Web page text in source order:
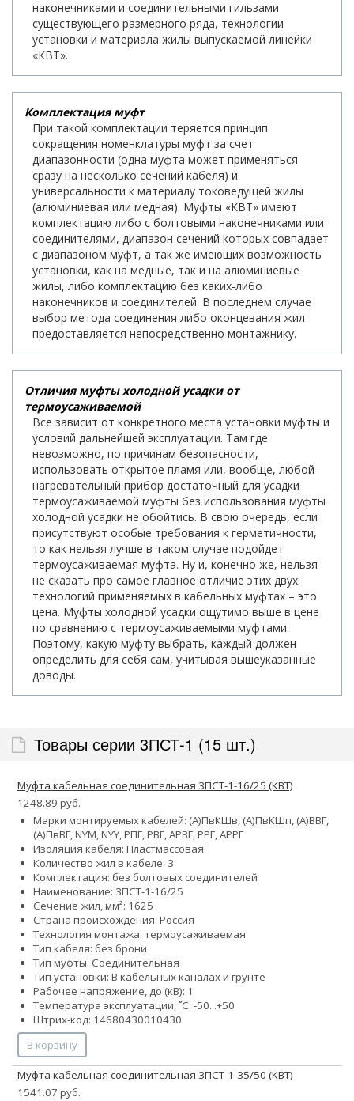
наконечниками и соединительными гильзами
существующего размерного ряда, технологии
установки и материала жилы выпускаемой линейки
«КВТ».
Комплектация муфт
При такой комплектации теряется принцип
сокращения номенклатуры муфт за счет
диапазонности (одна муфта может применяться
сразу на несколько сечений кабеля) и
универсальности к материалу токоведущей жилы
(алюминиевая или медная). Муфты «КВТ» имеют
комплектацию либо с болтовыми наконечниками или
соединителями, диапазон сечений которых совпадает
с диапазоном муфт, а так же имеющих возможность
установки, как на медные, так и на алюминиевые
жилы, либо комплектацию без каких-либо
наконечников и соединителей. В последнем случае
выбор метода соединения либо оконцевания жил
предоставляется непосредственно монтажнику.
Отличия муфты холодной усадки от
термоусаживаемой
Все зависит от конкретного места установки муфты и
условий дальнейшей эксплуатации. Там где
невозможно, по причинам безопасности,
использовать открытое пламя или, вообще, любой
нагревательный прибор достаточный для усадки
термоусаживаемой муфты без использования муфты
холодной усадки не обойтись. В свою очередь, если
присутствуют особые требования к герметичности,
то как нельзя лучше в таком случае подойдет
термоусаживаемая муфта. Ну и, конечно же, нельзя
не сказать про самое главное отличие этих двух
технологий применяемых в кабельных муфтах – это
цена. Муфты холодной усадки ощутимо выше в цене
по сравнению с термоусаживаемыми муфтами.
Поэтому, какую муфту выбрать, каждый должен
определить для себя сам, учитывая вышеуказанные
доводы.
Товары серии 3ПСТ-1 (15 шт.)
Муфта кабельная соединительная 3ПСТ-1-16/25 (КВТ)
1248.89 руб.
Марки монтируемых кабелей: (А)ПвКШв, (А)ПвКШп, (А)ВВГ,
(А)ПвВГ, NYM, NYY, РПГ, РВГ, АРВГ, РРГ, АРРГ
Изоляция кабеля: Пластмассовая
Количество жил в кабеле: 3
Комплектация: без болтовых соединителей
Наименование: 3ПСТ-1-16/25
Сечение жил, мм²: 1625
Страна происхождения: Россия
Технология монтажа: термоусаживаемая
Тип кабеля: без брони
Тип муфты: Соединительная
Тип установки: В кабельных каналах и грунте
Рабочее напряжение, до (кВ): 1
Температура эксплуатации, ˚С: -50...+50
Штрих-код: 14680430010430
В корзину
Муфта кабельная соединительная 3ПСТ-1-35/50 (КВТ)
1541.07 руб.